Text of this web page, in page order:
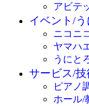
アビテ
イベント/う
ニコニ
ヤマハ
うにと
サービス/技
ピアノ
ホール/